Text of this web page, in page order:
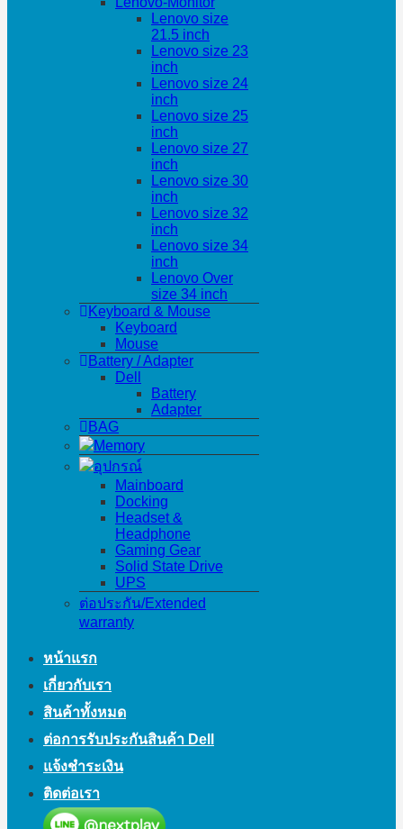
Lenovo size
21.5 inch
Lenovo size 23
inch
Lenovo size 24
inch
Lenovo size 25
inch
Lenovo size 27
inch
Lenovo size 30
inch
Lenovo size 32
inch
Lenovo size 34
inch
Lenovo Over
size 34 inch
Keyboard & Mouse
Keyboard
Mouse
Battery / Adapter
Dell
Battery
Adapter
BAG
Memory
อุปกรณ์
Mainboard
Docking
Headset &
Headphone
Gaming Gear
Solid State Drive
UPS
ต่อประกัน/Extended
warranty
หน้าแรก
เกี่ยวกับเรา
สินค้าทั้งหมด
ต่อการรับประกันสินค้า Dell
แจ้งชำระเงิน
ติดต่อเรา